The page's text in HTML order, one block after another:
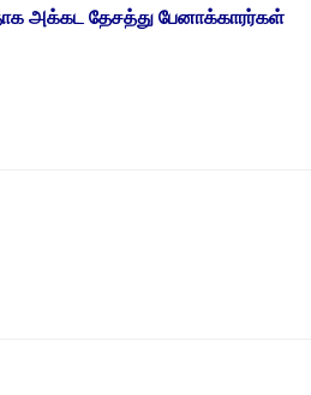
அக்கட தேசத்து பேனாக்காரர்கள்